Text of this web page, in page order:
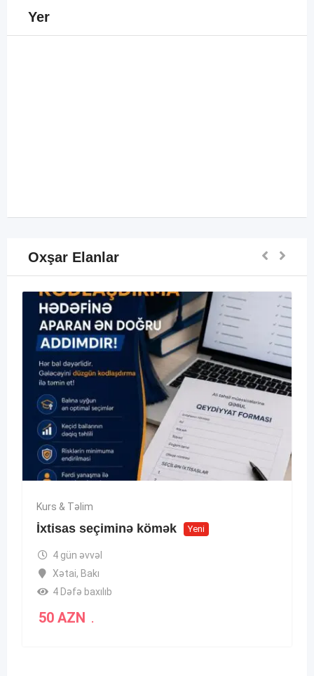
Yer
Oxşar Elanlar
Kurs & Təlim
İxtisas seçiminə kömək Yeni
4 gün əvvəl
Xətai, Bakı
4 Dəfə baxılıb
50 AZN .